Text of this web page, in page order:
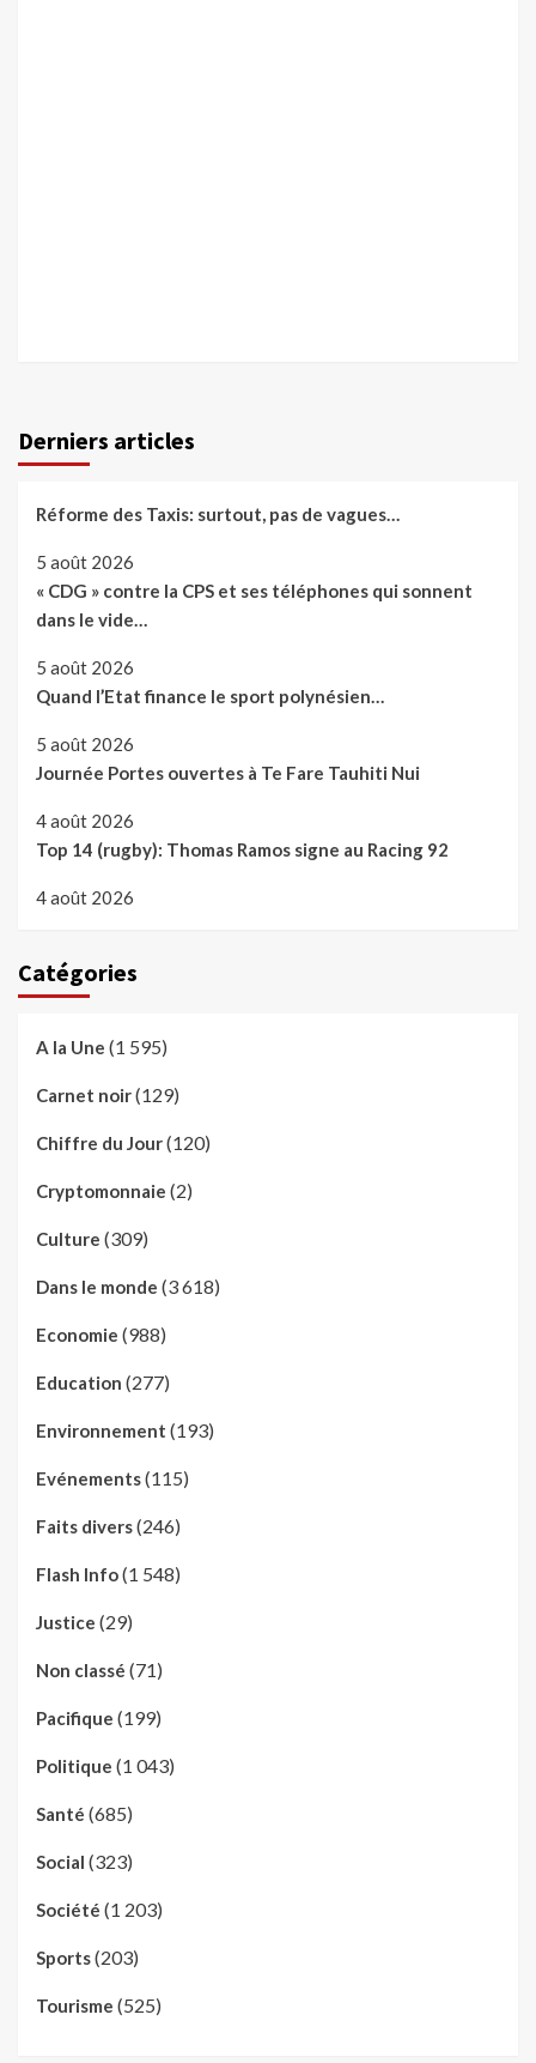
Derniers articles
Réforme des Taxis: surtout, pas de vagues…
5 août 2026
« CDG » contre la CPS et ses téléphones qui sonnent
dans le vide…
5 août 2026
Quand l’Etat finance le sport polynésien…
5 août 2026
Journée Portes ouvertes à Te Fare Tauhiti Nui
4 août 2026
Top 14 (rugby): Thomas Ramos signe au Racing 92
4 août 2026
Catégories
A la Une (1 595)
Carnet noir(129)
Chiffre du Jour(120)
Cryptomonnaie (2)
Culture (309)
Dans le monde (3 618)
Economie (988)
Education (277)
Environnement (193)
Evénements(115)
Faits divers(246)
Flash Info(1 548)
Justice (29)
Non classé (71)
Pacifique (199)
Politique (1 043)
Santé (685)
Social (323)
Société (1 203)
Sports(203)
Tourisme (525)